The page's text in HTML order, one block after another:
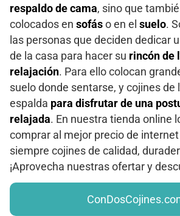
respaldo de cama, sino que
colocados en sofás o en el suelo.
las personas que deciden dedicar
de la casa para hacer su rincón de
relajación. Para ello colocan
suelo donde sentarse, y cojines de
espalda para disfrutar de una
relajada. En nuestra tienda online
comprar al mejor precio de
siempre cojines de calidad,
¡Aprovecha nuestras ofertar y